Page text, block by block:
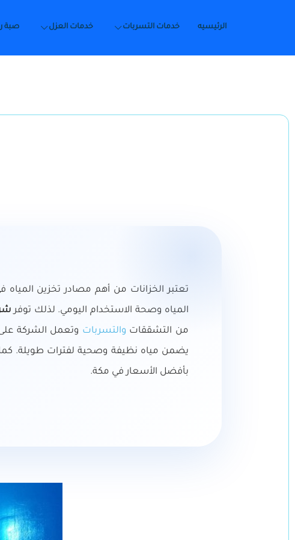
الرئيسيه خدمات التسربات خدمات العزل صبة
تعتبر الخزانات من أهم مصادر تخزين
المياه وصحة الاستخدام اليومي. لذلك توفر
من التشققات والتسربات وتعمل الشركة على
يضمن مياه نظيفة وصحية لفترات طويلة. كما
بأفضل الأسعار في مكة.